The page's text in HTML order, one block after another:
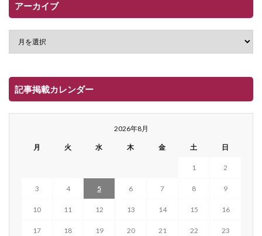
アーカイブ
記事掲載カレンダー
2026年8月
月 火 水 木 金 土 日
1 2
3 4 5 6 7 8 9
10 11 12 13 14 15 16
17 18 19 20 21 22 23